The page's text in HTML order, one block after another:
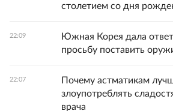
столетием со дня
22:09
Южная Корея дала
просьбу поставить
22:07
Почему астматикам
злоупотреблять
врача